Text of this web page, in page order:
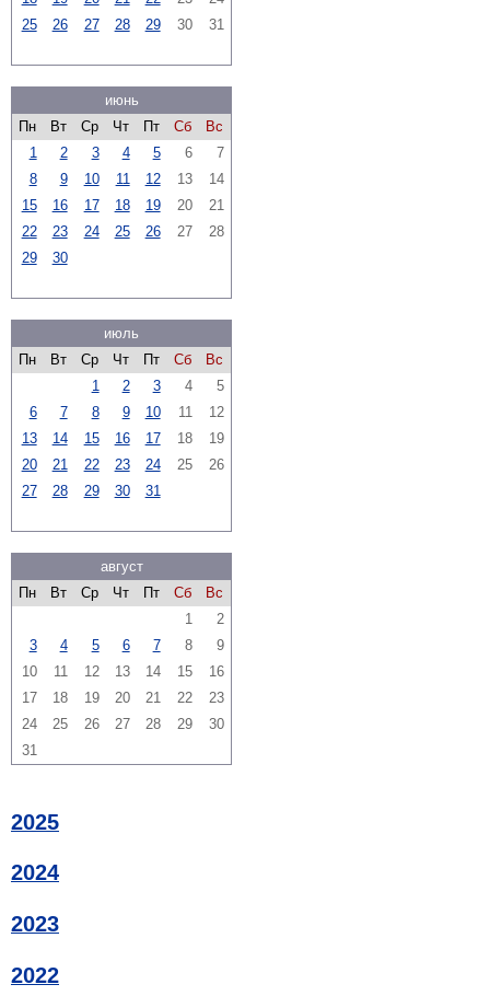
25
26 27 28 29 30 31
июнь
Пн
Вт Ср Чт Пт Сб
Вс
1
2 3 4 5 6
7
8
9 10 11 12 13
14
15
16 17 18 19 20
21
22
23 24 25 26 27
28
29
30
июль
Пн
Вт Ср Чт Пт Сб
Вс
1
2 3 4
5
6
7 8 9 10 11
12
13
14 15 16 17 18
19
20
21 22 23 24 25
26
27
28 29 30 31
август
Пн
Вт Ср Чт Пт Сб
Вс
1
2
3
4 5 6 7 8
9
10
11 12 13 14 15
16
17
18 19 20 21 22
23
24
25 26 27 28 29
30
31
2025
2024
2023
2022